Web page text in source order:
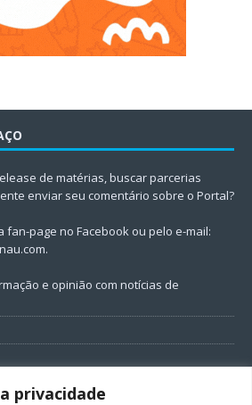
privacidade
de matérias, buscar parcerias
enviar seu comentário sobre o Portal?
fan-page no Facebook ou pelo e-mail:
.
e opinião com notícias de